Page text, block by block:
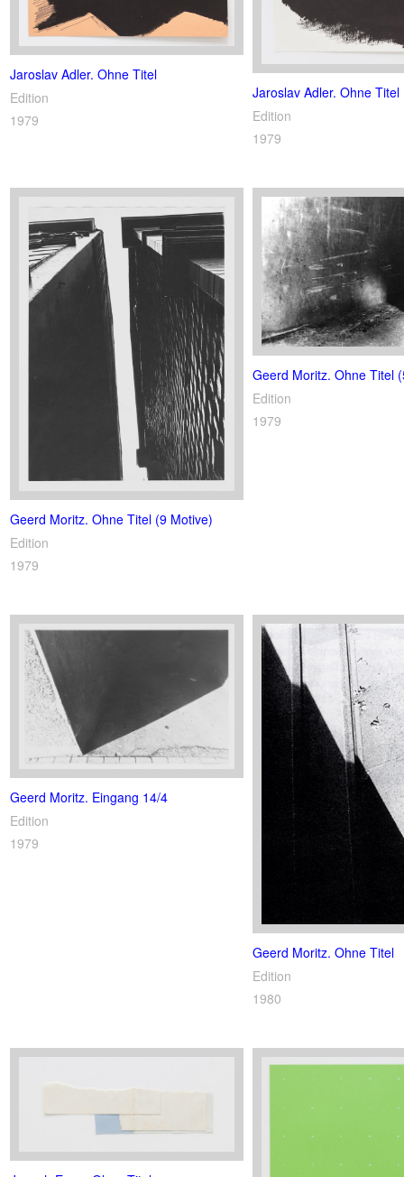
Jaroslav Adler. Ohne Titel
Edition
1979
Jaroslav Adler. Ohne Titel
Edition
1979
Geerd Moritz. Ohne Titel (9 Motive)
Edition
1979
Geerd Moritz. Ohne Titel
Edition
1979
Geerd Moritz. Eingang 14/4
Edition
1979
Geerd Moritz. Ohne Titel
Edition
1980